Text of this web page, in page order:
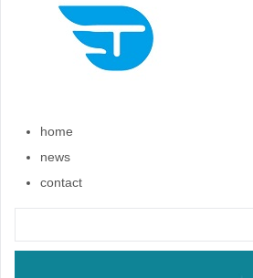
home
news
contact